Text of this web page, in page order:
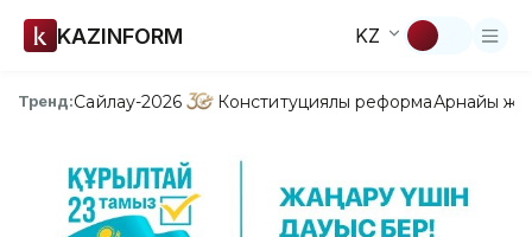
KAZINFORM KZ
Тренд:Сайлау-2026 Конституциялық реформаАрнайы